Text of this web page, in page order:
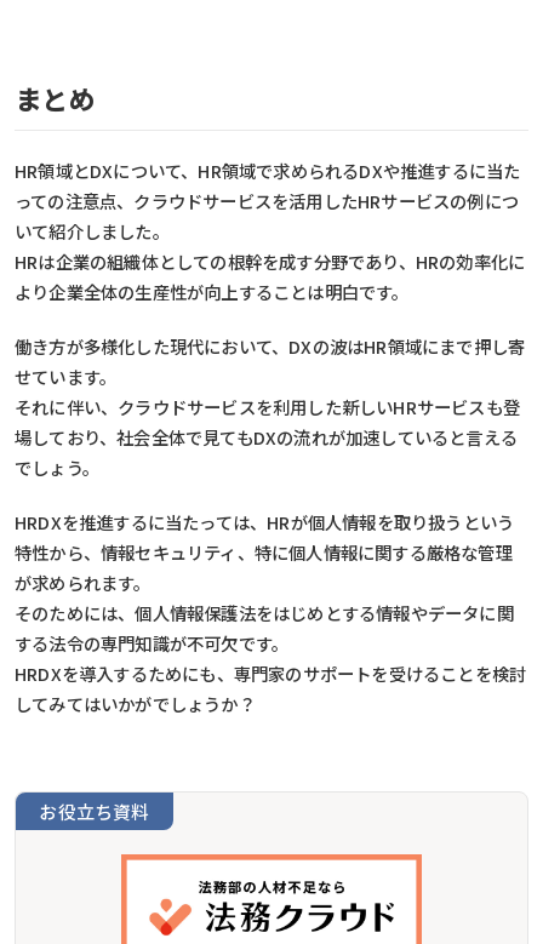
まとめ
HR領域とDXについて、HR領域で求められるDXや推進するに当た
っての注意点、クラウドサービスを活用したHRサービスの例につ
いて紹介しました。
HRは企業の組織体としての根幹を成す分野であり、HRの効率化に
より企業全体の生産性が向上することは明白です。
働き方が多様化した現代において、DXの波はHR領域にまで押し寄
せています。
それに伴い、クラウドサービスを利用した新しいHRサービスも登
場しており、社会全体で見てもDXの流れが加速していると言える
でしょう。
HRDXを推進するに当たっては、HRが個人情報を取り扱うという
特性から、情報セキュリティ、特に個人情報に関する厳格な管理
が求められます。
そのためには、個人情報保護法をはじめとする情報やデータに関
する法令の専門知識が不可欠です。
HRDXを導入するためにも、専門家のサポートを受けることを検討
してみてはいかがでしょうか？
お役立ち資料